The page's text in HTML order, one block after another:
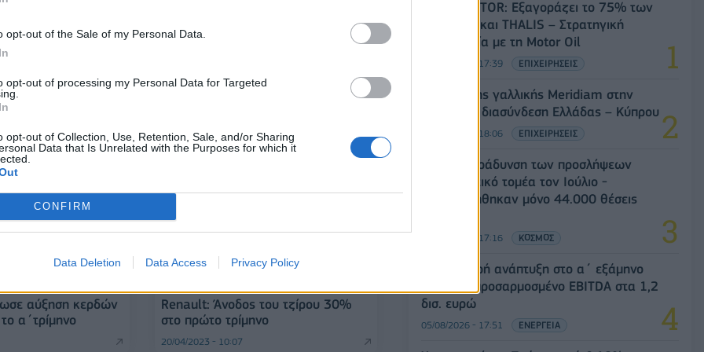
opt-out of the Sale of my Personal Data.
opt-out of processing my Personal Data for Targeted
opt-out of Collection, Use, Retention, Sale, and/or Sharing
Data that Is Unrelated with the Purposes for which it
CONFIRM
Data Deletion Data Access Privacy Policy
και επίσημα το
οχημάτων της
Ford: Στόχος η παραγωγή 600.000
αύξηση κερδών
α΄τρίμηνο
Renault: Άνοδος του τζίρου 30%
στο πρώτο τρίμηνο
20/04/2023 - 10:07
Όμιλος AKTOR: Εξαγοράζει το 75% των
ΗΛΕΚΤΩΡ και THALIS – Στρατηγική
συνεργασία με τη Motor Oil
05/08/2026 - 17:39 ΕΠΙΧΕΙΡΗΣΕΙΣ
Είσοδος της γαλλικής Meridiam στην
ηλεκτρική διασύνδεση Ελλάδας – Κύπρου
05/08/2026 - 18:06 ΕΠΙΧΕΙΡΗΣΕΙΣ
ΗΠΑ: Επιβράδυνση των προσλήψεων
στον ιδιωτικό τομέα τον Ιούλιο -
Δημιουργήθηκαν μόνο 44.000 θέσεις
05/08/2026 - 17:16 ΚΟΣΜΟΣ
ΔΕΗ: Ισχυρή ανάπτυξη στο α΄ εξάμηνο
2026 με προσαρμοσμένο EBITDA στα 1,2
δισ. ευρώ
05/08/2026 - 17:51 ΕΝΕΡΓΕΙΑ